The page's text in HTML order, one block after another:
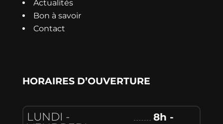
Actualités
Bon à savoir
Contact
HORAIRES D’OUVERTURE
LUNDI -
8h -